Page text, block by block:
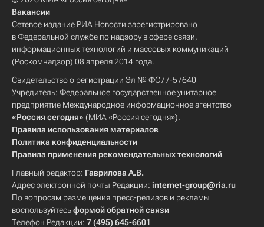
Вакансии
Сетевое издание РИА Новости зарегистрировано
в Федеральной службе по надзору в сфере связи,
информационных технологий и массовых коммуникаций
(Роскомнадзор) 08 апреля 2014 года.
Свидетельство о регистрации Эл № ФС77-57640
Учредитель: Федеральное государственное унитарное
предприятие Международное информационное агентство
«Россия сегодня» (МИА «Россия сегодня»).
Правила использования материалов
Политика конфиденциальности
Правила применения рекомендательных технологий
Главный редактор: Гаврилова А.В.
Адрес электронной почты Редакции: internet-group@ria.ru
По вопросам размещения пресс-релизов и рекламы
воспользуйтесьформой обратной связи
Телефон Редакции: 7 (495) 645-6601